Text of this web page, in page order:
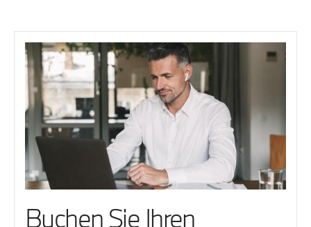
Buchen Sie Ihren